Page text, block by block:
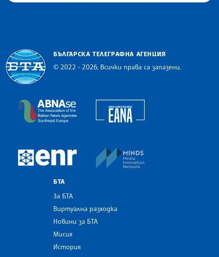
БЪЛГАРСКА ТЕЛЕГРАФНА АГЕНЦИЯ
© 2022 - 2026, Всички права са запазени.
The Assocoation of the Balkan News Agencies
European Newsroom
БТА
За БТА
Виртуална разходка
Новини за БТА
Мисия
История